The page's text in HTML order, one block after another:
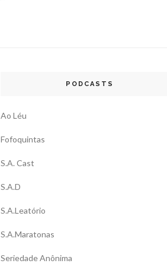
PODCASTS
Ao Léu
Fofoquintas
S.A. Cast
S.A.D
S.A.Leatório
S.A.Maratonas
Seriedade Anônima